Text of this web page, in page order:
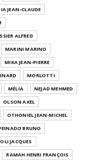
JEAN-CLAUDE
ALFRED
MARINI MARINO
MIKA JEAN-PIERRE
MORLOTTI
MÉLIA
NEJAD MEHMED
OLSON AXEL
OTHONIEL JEAN-MICHEL
BRUNO
JACQUES
RAMAH HENRI FRANÇOIS